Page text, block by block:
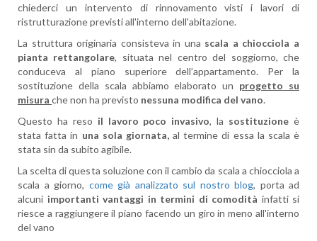
chiederci un intervento di rinnovamento visti i lavori di
ristrutturazione previsti all'interno dell'abitazione.
La struttura originaria consisteva in una scala a chiocciola a
pianta rettangolare, situata nel centro del soggiorno, che
conduceva al piano superiore dell’appartamento. Per la
sostituzione della scala abbiamo elaborato un progetto su
misura che non ha previsto nessuna modifica del vano.
Questo ha reso il lavoro poco invasivo, la sostituzione è
stata fatta in una sola giornata, al termine di essa la scala è
stata sin da subito agibile.
La scelta di questa soluzione con il cambio da scala a chiocciola a
scala a giorno, come già analizzato sul nostro blog, porta ad
alcuni importanti vantaggi in termini di comodità infatti si
riesce a raggiungere il piano facendo un giro in meno all'interno
del vano